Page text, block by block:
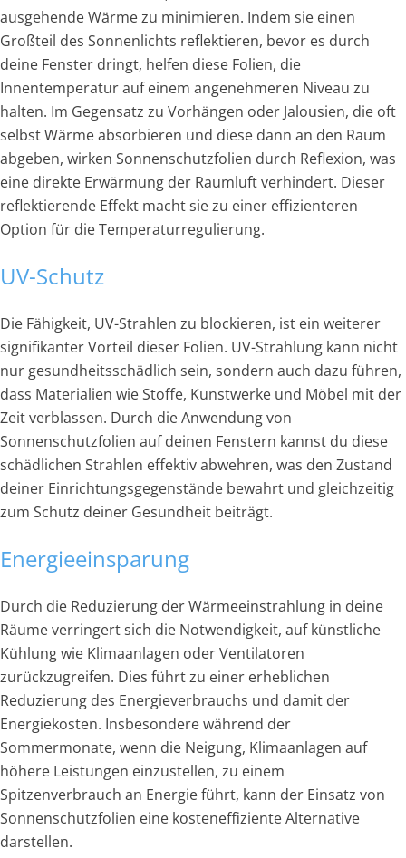
ausgehende Wärme zu minimieren. Indem sie einen
Großteil des Sonnenlichts reflektieren, bevor es durch
deine Fenster dringt, helfen diese Folien, die
Innentemperatur auf einem angenehmeren Niveau zu
halten. Im Gegensatz zu Vorhängen oder Jalousien, die oft
selbst Wärme absorbieren und diese dann an den Raum
abgeben, wirken Sonnenschutzfolien durch Reflexion, was
eine direkte Erwärmung der Raumluft verhindert. Dieser
reflektierende Effekt macht sie zu einer effizienteren
Option für die Temperaturregulierung.
UV-Schutz
Die Fähigkeit, UV-Strahlen zu blockieren, ist ein weiterer
signifikanter Vorteil dieser Folien. UV-Strahlung kann nicht
nur gesundheitsschädlich sein, sondern auch dazu führen,
dass Materialien wie Stoffe, Kunstwerke und Möbel mit der
Zeit verblassen. Durch die Anwendung von
Sonnenschutzfolien auf deinen Fenstern kannst du diese
schädlichen Strahlen effektiv abwehren, was den Zustand
deiner Einrichtungsgegenstände bewahrt und gleichzeitig
zum Schutz deiner Gesundheit beiträgt.
Energieeinsparung
Durch die Reduzierung der Wärmeeinstrahlung in deine
Räume verringert sich die Notwendigkeit, auf künstliche
Kühlung wie Klimaanlagen oder Ventilatoren
zurückzugreifen. Dies führt zu einer erheblichen
Reduzierung des Energieverbrauchs und damit der
Energiekosten. Insbesondere während der
Sommermonate, wenn die Neigung, Klimaanlagen auf
höhere Leistungen einzustellen, zu einem
Spitzenverbrauch an Energie führt, kann der Einsatz von
Sonnenschutzfolien eine kosteneffiziente Alternative
darstellen.